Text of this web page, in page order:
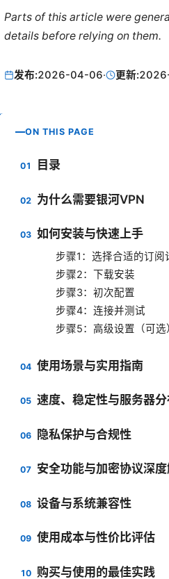
Parts of this article were
details before relying on them.
发布:2026-04-06· 更新:
ON THIS PAGE
目录
为什么需要银河VPN
如何安装与快速上手
步骤1：选择合适的订阅
步骤2：下载安装
步骤3：初次配置
步骤4：连接并测试
步骤5：高级设置（可选
使用场景与实用指南
速度、稳定性与服务器
隐私保护与合规性
安全功能与加密协议深
设备与系统兼容性
使用成本与性价比评估
购买与使用的最佳实践